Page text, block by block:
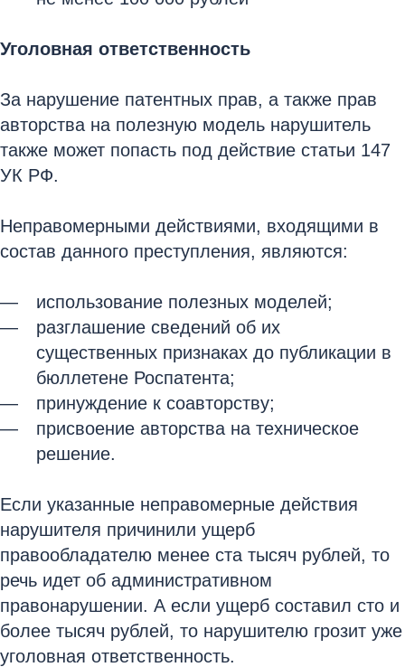
Уголовная ответственность
За нарушение патентных прав, а также прав
авторства на полезную модель нарушитель
также может попасть под действие статьи 147
УК РФ.
Неправомерными действиями, входящими в
состав данного преступления, являются:
использование полезных моделей;
разглашение сведений об их
существенных признаках до публикации в
бюллетене Роспатента;
принуждение к соавторству;
присвоение авторства на техническое
решение.
Если указанные неправомерные действия
нарушителя причинили ущерб
правообладателю менее ста тысяч рублей, то
речь идет об административном
правонарушении. А если ущерб составил сто и
более тысяч рублей, то нарушителю грозит уже
уголовная ответственность.